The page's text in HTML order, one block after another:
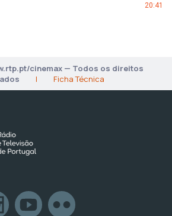
20:41
cinemax — Todos os direitos
| Ficha Técnica